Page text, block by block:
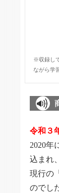
※収録し
ながら学
令和３
2020年
込まれ
現行の
のでし